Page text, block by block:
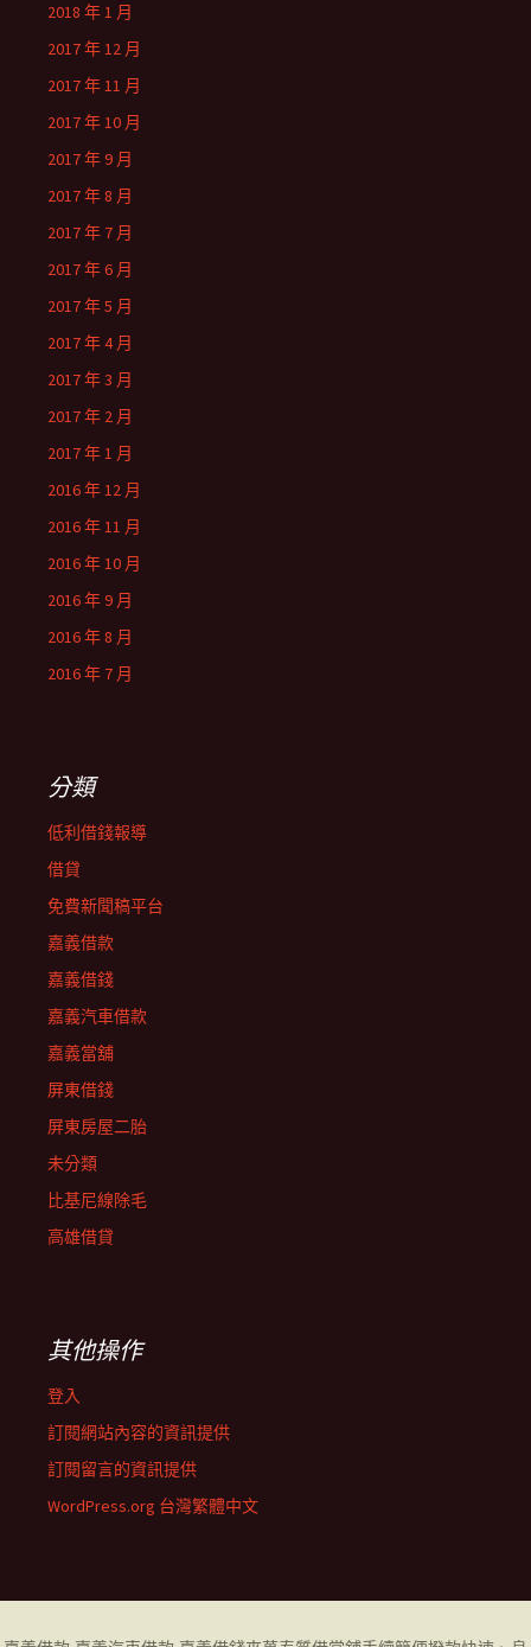
2018 年 1 月
2017 年 12 月
2017 年 11 月
2017 年 10 月
2017 年 9 月
2017 年 8 月
2017 年 7 月
2017 年 6 月
2017 年 5 月
2017 年 4 月
2017 年 3 月
2017 年 2 月
2017 年 1 月
2016 年 12 月
2016 年 11 月
2016 年 10 月
2016 年 9 月
2016 年 8 月
2016 年 7 月
分類
低利借錢報導
借貸
免費新聞稿平台
嘉義借款
嘉義借錢
嘉義汽車借款
嘉義當舖
屏東借錢
屏東房屋二胎
未分類
比基尼線除毛
高雄借貸
其他操作
登入
訂閱網站內容的資訊提供
訂閱留言的資訊提供
WordPress.org 台灣繁體中文